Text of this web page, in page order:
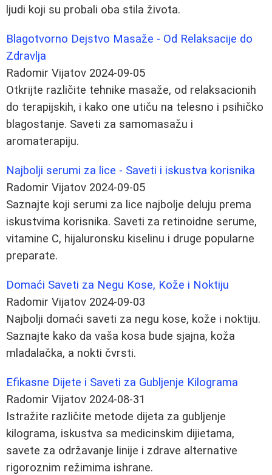
ljudi koji su probali oba stila života.
Blagotvorno Dejstvo Masaže - Od Relaksacije do
Zdravlja
Radomir Vijatov 2024-09-05
Otkrijte različite tehnike masaže, od relaksacionih
do terapijskih, i kako one utiču na telesno i psihičko
blagostanje. Saveti za samomasažu i
aromaterapiju.
Najbolji serumi za lice - Saveti i iskustva korisnika
Radomir Vijatov 2024-09-05
Saznajte koji serumi za lice najbolje deluju prema
iskustvima korisnika. Saveti za retinoidne serume,
vitamine C, hijaluronsku kiselinu i druge popularne
preparate.
Domaći Saveti za Negu Kose, Kože i Noktiju
Radomir Vijatov 2024-09-03
Najbolji domaći saveti za negu kose, kože i noktiju.
Saznajte kako da vaša kosa bude sjajna, koža
mladalačka, a nokti čvrsti.
Efikasne Dijete i Saveti za Gubljenje Kilograma
Radomir Vijatov 2024-08-31
Istražite različite metode dijeta za gubljenje
kilograma, iskustva sa medicinskim dijietama,
savete za održavanje linije i zdrave alternative
rigoroznim režimima ishrane.